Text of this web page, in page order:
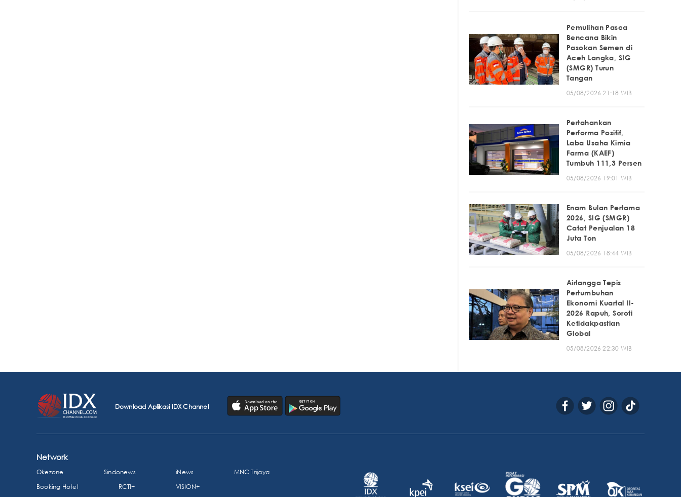
Pemulihan Pasca
Bencana Bikin
Pasokan Semen di
Aceh Langka, SIG
(SMGR) Turun
Tangan
05/08/2026 21:18 WIB
Pertahankan
Performa Positif,
Laba Usaha Kimia
Farma (KAEF)
Tumbuh 111,3 Persen
05/08/2026 19:01 WIB
Enam Bulan Pertama
2026, SIG (SMGR)
Catat Penjualan 18
Juta Ton
05/08/2026 18:44 WIB
Airlangga Tepis
Pertumbuhan
Ekonomi Kuartal II-
2026 Rapuh, Soroti
Ketidakpastian
Global
05/08/2026 22:30 WIB
Download Aplikasi IDX Channel
Network
Okezone Sindonews iNews
MNC Trijaya
Booking Hotel
RCTI+ VISION+